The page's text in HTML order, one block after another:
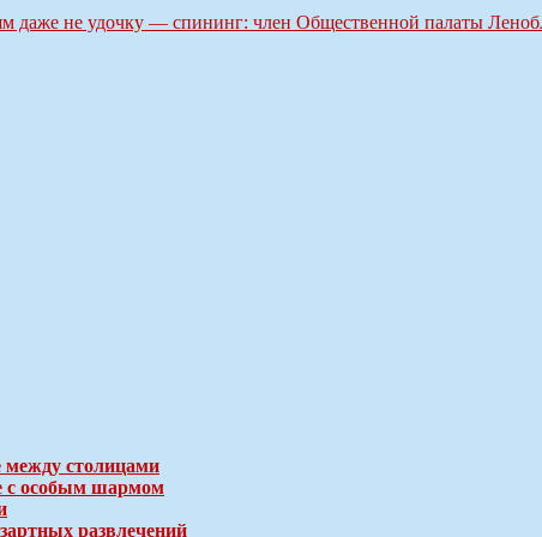
не удочку — спининг: член Общественной палаты
между столицами
с особым шармом
развлечений